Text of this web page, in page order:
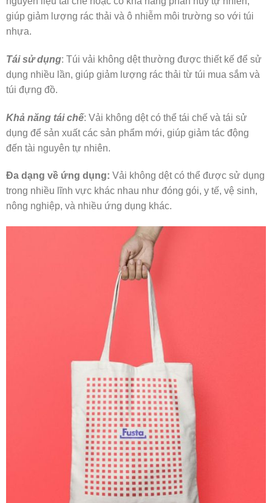
giúp giảm lượng rác thải và ô nhiễm môi trường so với túi
nhựa.
Tái sử dụng: Túi vải không dệt thường được thiết kế để sử
dụng nhiều lần, giúp giảm lượng rác thải từ túi mua sắm và
túi đựng đồ.
Khả năng tái chế: Vải không dệt có thể tái chế và tái sử
dụng để sản xuất các sản phẩm mới, giúp giảm tác động
đến tài nguyên tự nhiên.
Đa dạng về ứng dụng: Vải không dệt có thể được sử dụng
trong nhiều lĩnh vực khác nhau như đóng gói, y tế, vệ sinh,
nông nghiệp, và nhiều ứng dụng khác.